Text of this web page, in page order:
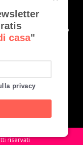
casa"
privacy
in qualità di Affiliato
acquisti idonei.
riservati